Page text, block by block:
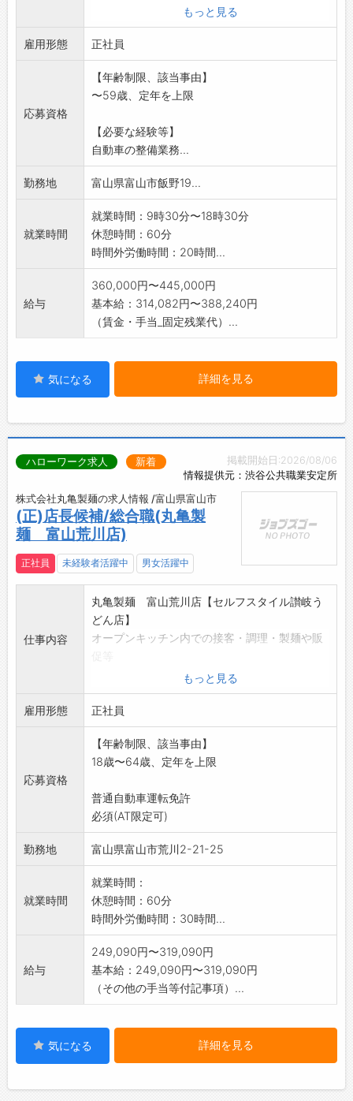
験を積んでいただき
ます。その後、新規工場の立ち上げ等に際し
て、工場長としてご活
躍いただく予定です。なお、工場長としての着
任時期やタイミング
は、あなたの働き方や適性に応じて柔軟に調整
※まずは整備士として
定期点検や車検整備・納車前整備まで、多様な
工程に関わっていた
だきます。お客様がより安心・安全なカーライ
何か困ったことが起きた際に頼られる重要な存
在となります。
※業務変更範囲:会社の定める範囲
もっと見る
雇用形態 正社員
応募資格
【年齢制限、該当事由】
〜59歳、定年を上限
【必要な経験等】
自動車の整備業務...
勤務地 富山県富山市飯野19...
就業時間
就業時間：9時30分〜18時30分
休憩時間：60分
時間外労働時間：20時間...
給与
360,000円〜445,000円
基本給：314,082円〜388,240円
（賃金・手当_固定残業代）...
気になる 詳細を見る
掲載開始日:2026/08/06
情報提供元：渋谷公共職業安定所
ハローワーク求人 新着
株式会社丸亀製麺の求人情報 /富山県富山市
(正)店長候補/総合職(丸亀製
麺 富山荒川店)
正社員 未経験者活躍中 男女活躍中
仕事内容
丸亀製麺 富山荒川店【セルフスタイル讃岐う
どん店】
オープンキッチン内での接客・調理・製麺や販
研修センターや研修に特化した店舗で4ヶ月
間、
店舗運営を基礎から学び、更なるOJTを経て、
店長を目指していただきます。
分かりやすいレシピ、業務対応に関する内容全
般を
があるので、
未経験の方でも安心して始めていただけます。
一緒にお客さまを笑顔にして、<食の感動体験>
を
変更範囲:変更なし
もっと見る
雇用形態 正社員
応募資格
【年齢制限、該当事由】
18歳〜64歳、定年を上限
普通自動車運転免許
必須(AT限定可)
勤務地 富山県富山市荒川2-21-25
就業時間
就業時間：
休憩時間：60分
時間外労働時間：30時間...
給与
249,090円〜319,090円
基本給：249,090円〜319,090円
（その他の手当等付記事項）...
気になる 詳細を見る